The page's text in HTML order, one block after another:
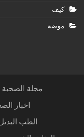
كيف
موضة
مجلة الصحبة
اخبار
الطب